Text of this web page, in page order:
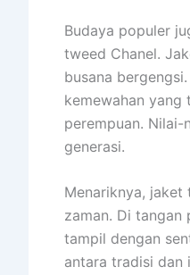
Budaya populer
tweed Chanel.
busana
kemewahan yang
perempuan.
generasi.
Menariknya, jaket
zaman. Di tangan
tampil dengan
antara tradisi dan